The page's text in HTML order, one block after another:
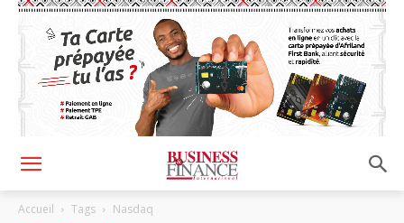
Accueil Tags Nasdaq